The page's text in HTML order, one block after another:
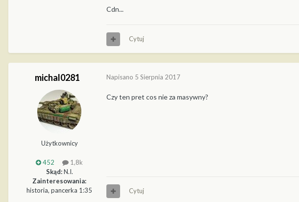
Cdn...
Cytuj
michal0281
Użytkownicy
452
1,8k
Skąd:N.I.
Zainteresowania:
historia, pancerka 1:35
Napisano 5 Sierpnia 2017
Czy ten pret cos nie za masywny?
Cytuj